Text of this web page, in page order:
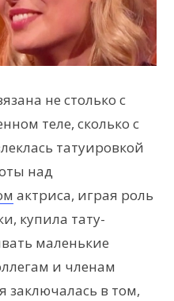
не столько с
теле, сколько с
татуировкой
над
актриса, играя роль
купила тату-
маленькие
и членам
заключалась в том,